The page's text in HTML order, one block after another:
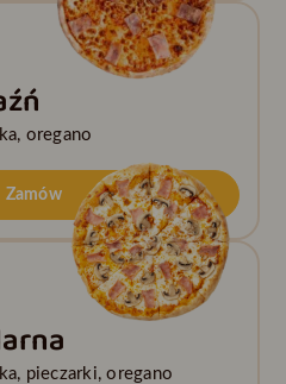
oregano
Zamów
pieczarki, oregano